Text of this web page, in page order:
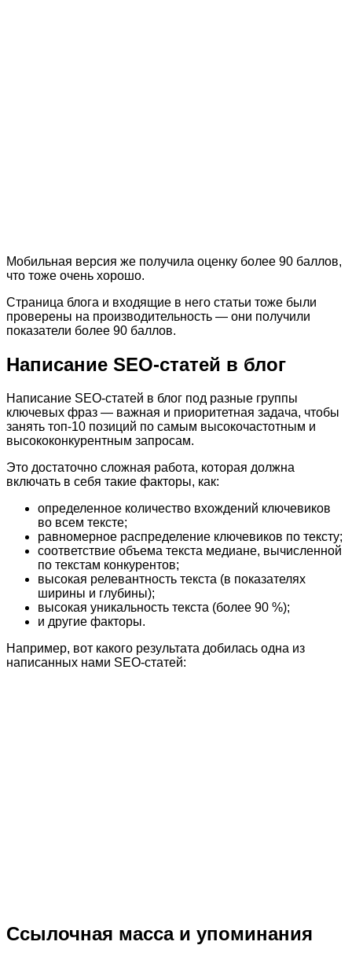
Мобильная версия же получила оценку более 90 баллов,
что тоже очень хорошо.
Страница блога и входящие в него статьи тоже были
проверены на производительность — они получили
показатели более 90 баллов.
Написание SEO-статей в блог
Написание SEO-статей в блог под разные группы
ключевых фраз — важная и приоритетная задача, чтобы
занять топ-10 позиций по самым высокочастотным и
высококонкурентным запросам.
Это достаточно сложная работа, которая должна
включать в себя такие факторы, как:
определенное количество вхождений ключевиков
во всем тексте;
равномерное распределение ключевиков по тексту;
соответствие объема текста медиане, вычисленной
по текстам конкурентов;
высокая релевантность текста (в показателях
ширины и глубины);
высокая уникальность текста (более 90 %);
и другие факторы.
Например, вот какого результата добилась одна из
написанных нами SEO-статей:
Ссылочная масса и упоминания